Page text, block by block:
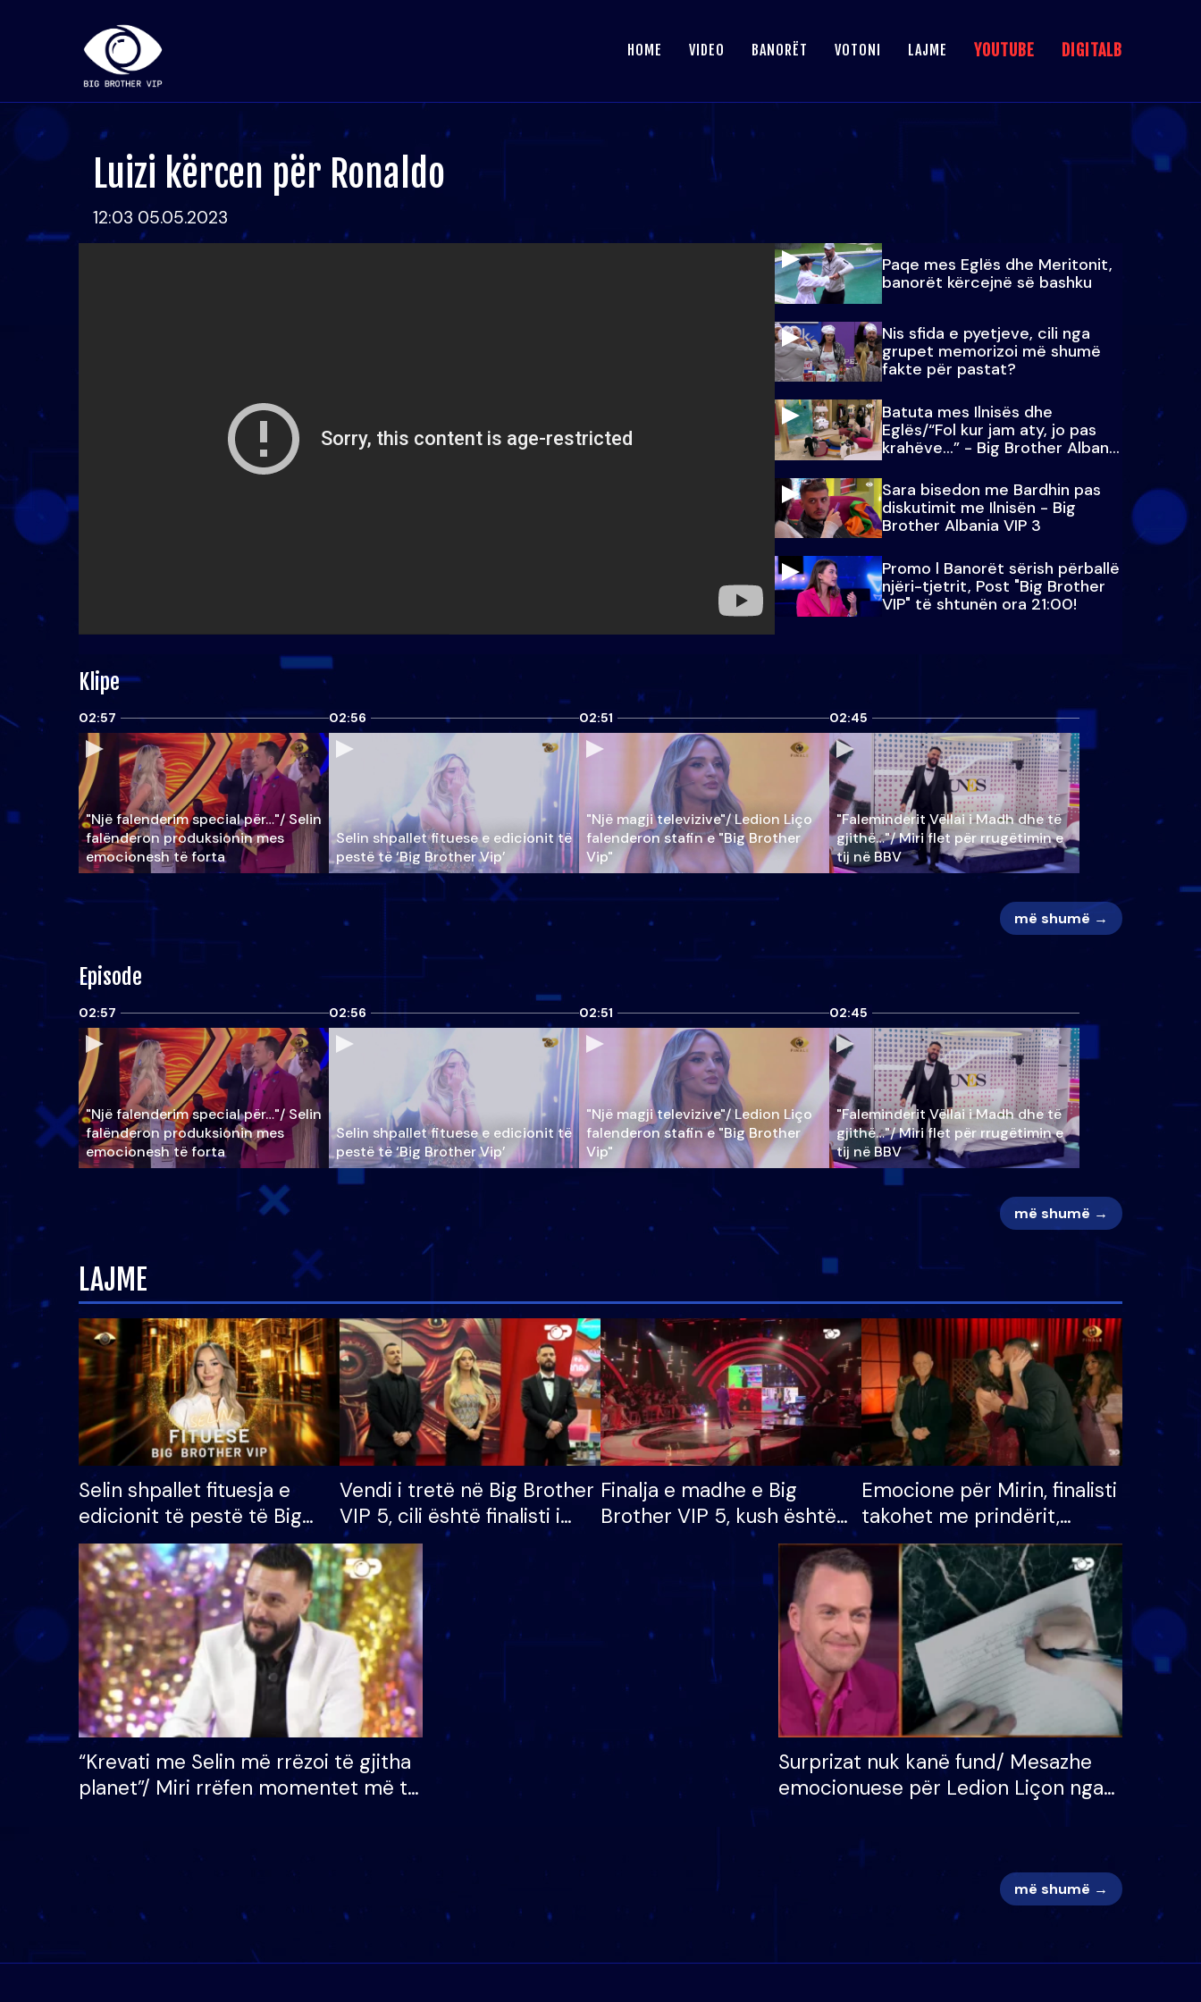
HOME VIDEO BANORËT VOTONI LAJME YOUTUBE DIGITALB
Luizi kërcen për Ronaldo
12:03 05.05.2023
Paqe mes Eglës dhe Meritonit,
banorët kërcejnë së bashku
Nis sfida e pyetjeve, cili nga
grupet memorizoi më shumë
fakte për pastat?
Batuta mes Ilnisës dhe
Eglës/“Fol kur jam aty, jo pas
krahëve…” - Big Brother Albania
VIP 3
Sara bisedon me Bardhin pas
diskutimit me Ilnisën - Big
Brother Albania VIP 3
Promo l Banorët sërish përballë
njëri-tjetrit, Post "Big Brother
VIP" të shtunën ora 21:00!
Klipe
02:57
"Një falenderim special për…"/ Selin
falënderon produksionin mes
emocionesh të forta
02:56
Selin shpallet fituese e edicionit të
pestë të ‘Big Brother Vip’
02:51
"Një magji televizive"/ Ledion Liço
falenderon stafin e "Big Brother
Vip"
02:45
"Faleminderit Vëllai i Madh dhe të
gjithë…"/ Miri flet për rrugëtimin e
tij në BBV
më shumë →
Episode
02:57
"Një falenderim special për…"/ Selin
falënderon produksionin mes
emocionesh të forta
02:56
Selin shpallet fituese e edicionit të
pestë të ‘Big Brother Vip’
02:51
"Një magji televizive"/ Ledion Liço
falenderon stafin e "Big Brother
Vip"
02:45
"Faleminderit Vëllai i Madh dhe të
gjithë…"/ Miri flet për rrugëtimin e
tij në BBV
më shumë →
LAJME
Selin shpallet fituesja e
edicionit të pestë të Big
Brother VIP, rrëmben
çmimin e madh prej 100
mijë eurosh
Vendi i tretë në Big Brother
VIP 5, cili është finalisti i
radhës që lë shtëpinë
Finalja e madhe e Big
Brother VIP 5, kush është
banori i parë që lë shtëpinë
dhe humb mundësinë për
të fituar çmimin e madh
Emocione për Mirin, finalisti
takohet me prindërit,
vajzën dhe bashkëshorten:
S’kemi ndonjë letër divorci
apo jo?
“Krevati me Selin më rrëzoi të gjitha
planet”/ Miri rrëfen momentet më të
Surprizat nuk kanë fund/ Mesazhe
emocionuese për Ledion Liçon nga
më shumë →